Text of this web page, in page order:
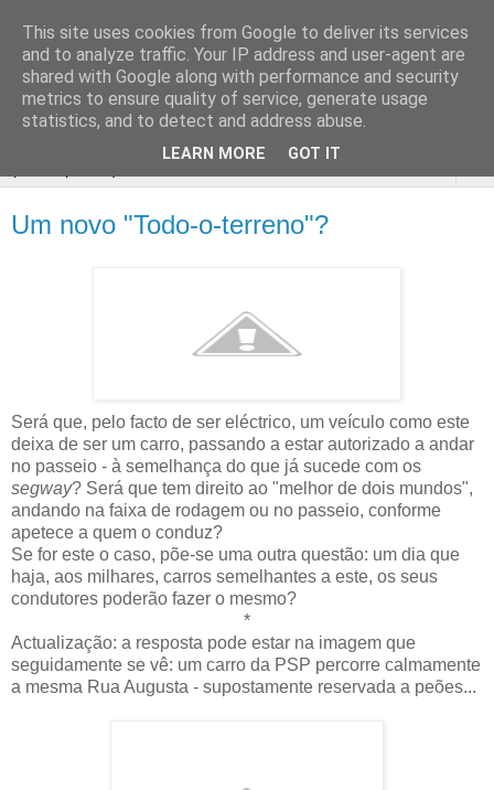
Passeio
Livre
Um novo "Todo-o-terreno"?
Será que, pelo facto de ser eléctrico, um veículo como este
deixa de ser um carro, passando a estar autorizado a andar
no passeio - à semelhança do que já sucede com os
segway? Será que tem direito ao "melhor de dois mundos",
andando na faixa de rodagem ou no passeio, conforme
apetece a quem o conduz?
Se for este o caso, põe-se uma outra questão: um dia que
haja, aos milhares, carros semelhantes a este, os seus
condutores poderão fazer o mesmo?
*
Actualização: a resposta pode estar na imagem que
seguidamente se vê: um carro da PSP percorre calmamente
a mesma Rua Augusta - supostamente reservada a peões...
This site uses cookies from Google to deliver its services
and to analyze traffic. Your IP address and user-agent are
shared with Google along with performance and security
metrics to ensure quality of service, generate usage
statistics, and to detect and address abuse.
LEARN MORE GOT IT